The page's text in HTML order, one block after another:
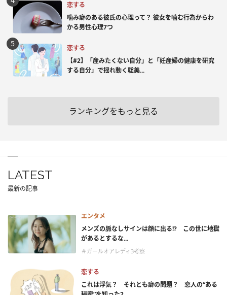
恋する
噛み癖のある彼氏の心理って？ 彼女を噛む行為からわ
かる男性心理7つ
恋する
【#2】「産みたくない自分」と「妊産婦の健康を研究
する自分」で揺れ動く聡美...
ランキングをもっと見る
LATEST
最新の記事
エンタメ
メンズの脈なしサインは顔に出る!? この世に地獄
があるとするな...
＃ガールオアレディ3考察
恋する
これは浮気？ それとも癖の問題？ 恋人の“ある